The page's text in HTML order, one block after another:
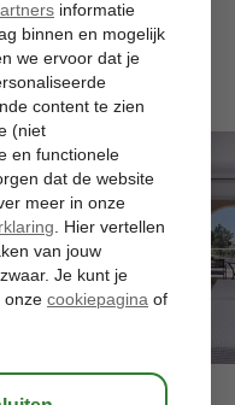
Resort